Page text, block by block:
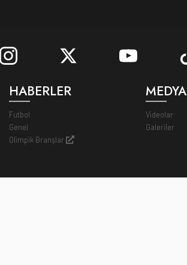
HABERLER
Futbol
Genel
Olimpik Branşlar
MEDYA
Videolar
Galeriler